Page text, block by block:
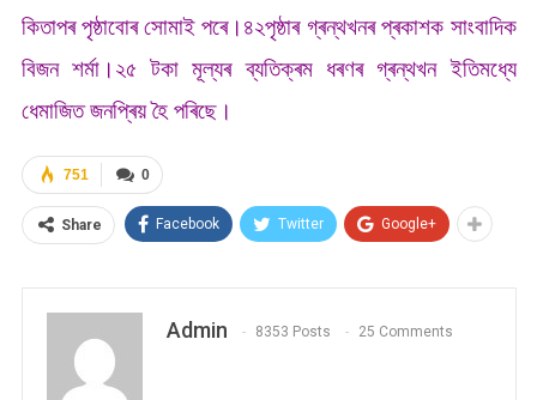
কিতাপৰ পৃষ্ঠাবোৰ সোমাই পৰে।৪২পৃষ্ঠাৰ গ্ৰন্থখনৰ প্ৰকাশক সাংবাদিক
বিজন শৰ্মা।২৫ টকা মূল্যৰ ব্যতিক্ৰম ধৰণৰ গ্ৰন্থখন ইতিমধ্যে
ধেমাজিত জনপ্ৰিয় হৈ পৰিছে।
0
751
Share Facebook Twitter Google+
Admin 8353 Posts 25 Comments